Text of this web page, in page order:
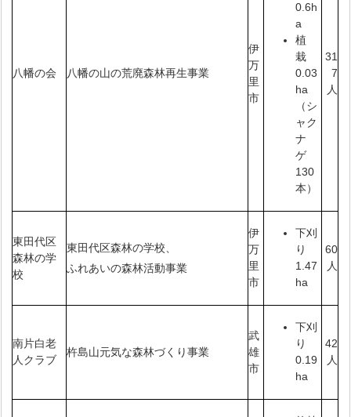
八幡の会 八幡の山の荒廃森林再生事業
伊
万
里
市
0.6h
a
植
栽
0.03
ha
（シ
ャク
ナ
ゲ
130
本）
31
7
人
東田代区
森林の学
校
東田代区森林の学校、
ふれあいの森林活動事業
伊
万
里
市
下刈
り
1.47
ha
60
人
南片白老
人クラブ
杵島山元気な森林づくり事業
武
雄
市
下刈
り
0.19
ha
42
人